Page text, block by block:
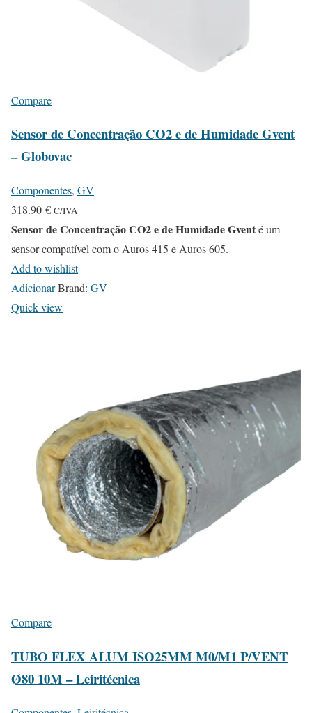
Compare
Sensor de Concentração CO2 e de Humidade Gvent
– Globovac
Componentes, GV
318.90 € C/IVA
Sensor de Concentração CO2 e de Humidade Gventé um
sensor compatível com o Auros 415 e Auros 605.
Add to wishlist
AdicionarBrand: GV
Quick view
Compare
TUBO FLEX ALUM ISO25MM M0/M1 P/VENT
Ø80 10M – Leiritécnica